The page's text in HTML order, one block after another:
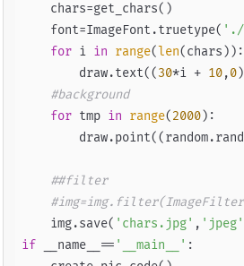
    chars=get_chars()
    font=ImageFont.truetype(
'./
for i in range(len(chars)):
        draw.text((
30*i + 10,0
#background
for tmp in range(2000):
##filter
    img.save(
'chars.jpg' , 'jpeg'
if __name__== '__main__' :